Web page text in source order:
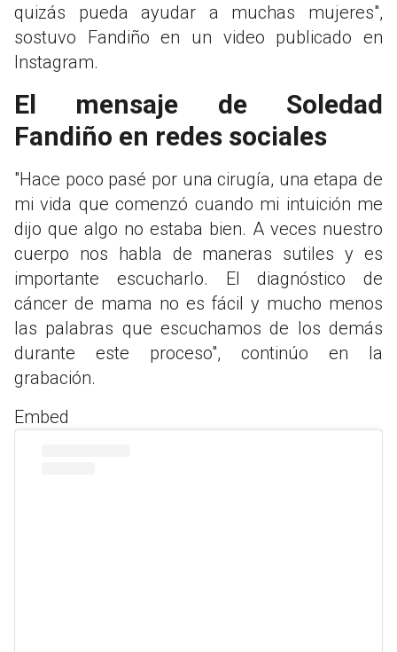
quizás pueda ayudar a muchas mujeres",
sostuvo Fandiño en un video publicado en
Instagram.
El mensaje de Soledad
Fandiño en redes sociales
"Hace poco pasé por una cirugía, una etapa de
mi vida que comenzó cuando mi intuición me
dijo que algo no estaba bien. A veces nuestro
cuerpo nos habla de maneras sutiles y es
importante escucharlo. El diagnóstico de
cáncer de mama no es fácil y mucho menos
las palabras que escuchamos de los demás
durante este proceso", continúo en la
grabación.
Embed